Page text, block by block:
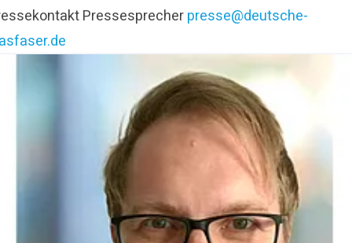
Pressesprecherpresse@deutsche-